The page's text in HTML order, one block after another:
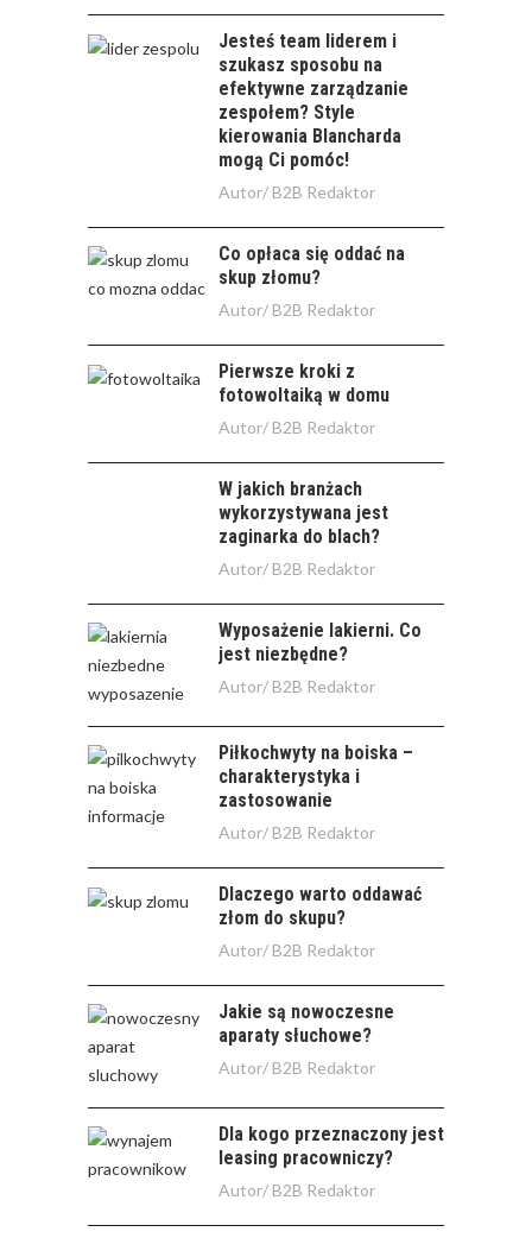
Jesteś team liderem i
szukasz sposobu na
efektywne zarządzanie
zespołem? Style
kierowania Blancharda
mogą Ci pomóc!
Autor/ B2B Redaktor
Co opłaca się oddać na
skup złomu?
Autor/ B2B Redaktor
Pierwsze kroki z
fotowoltaiką w domu
Autor/ B2B Redaktor
W jakich branżach
wykorzystywana jest
zaginarka do blach?
Autor/ B2B Redaktor
Wyposażenie lakierni. Co
jest niezbędne?
Autor/ B2B Redaktor
Piłkochwyty na boiska –
charakterystyka i
zastosowanie
Autor/ B2B Redaktor
Dlaczego warto oddawać
złom do skupu?
Autor/ B2B Redaktor
Jakie są nowoczesne
aparaty słuchowe?
Autor/ B2B Redaktor
Dla kogo przeznaczony jest
leasing pracowniczy?
Autor/ B2B Redaktor